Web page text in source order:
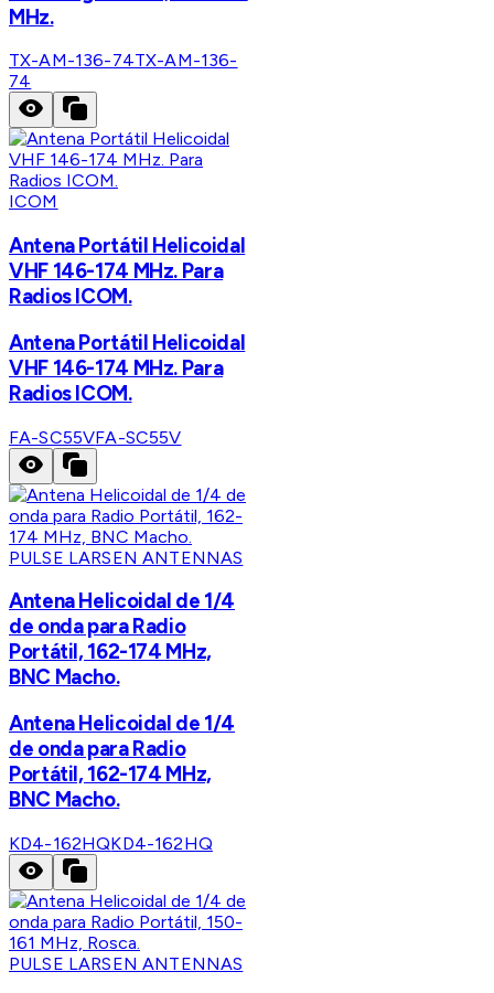
MHz.
TX-AM-136-74TX-AM-136-
74
ICOM
Antena Portátil Helicoidal
VHF 146-174 MHz. Para
Radios ICOM.
Antena Portátil Helicoidal
VHF 146-174 MHz. Para
Radios ICOM.
FA-SC55VFA-SC55V
PULSE LARSEN ANTENNAS
Antena Helicoidal de 1/4
de onda para Radio
Portátil, 162-174 MHz,
BNC Macho.
Antena Helicoidal de 1/4
de onda para Radio
Portátil, 162-174 MHz,
BNC Macho.
KD4-162HQKD4-162HQ
PULSE LARSEN ANTENNAS